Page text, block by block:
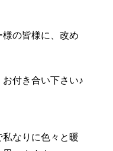
の皆様に、改め
付き合い下さい♪
なりに色々と暖